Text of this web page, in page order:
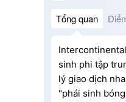
Tổng quan
sinh phi tập
lý giao dịch
"phái sinh